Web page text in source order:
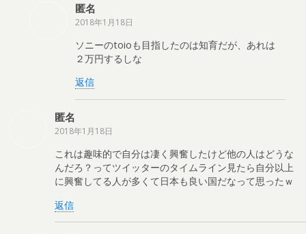
匿名
2018年1月18日
ソニーのtoioも目指したのは知育だが、あれは
２万円するしな
返信
匿名
2018年1月18日
これは趣味的で自分は凄く興奮したけど他の人はどうな
んだろ？ってツイッターのタイムライン見たら自分以上
に興奮してる人が多くて日本も良い国だなって思ったｗ
返信